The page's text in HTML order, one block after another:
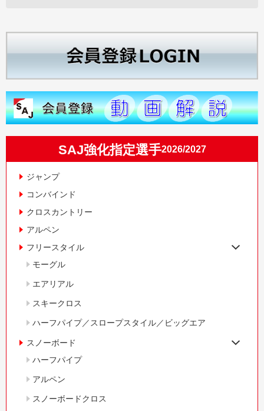
SAJ強化指定選手2026/2027
ジャンプ
コンバインド
クロスカントリー
アルペン
フリースタイル
モーグル
エアリアル
スキークロス
ハーフパイプ／スロープスタイル／ビッグエア
スノーボード
ハーフパイプ
アルペン
スノーボードクロス